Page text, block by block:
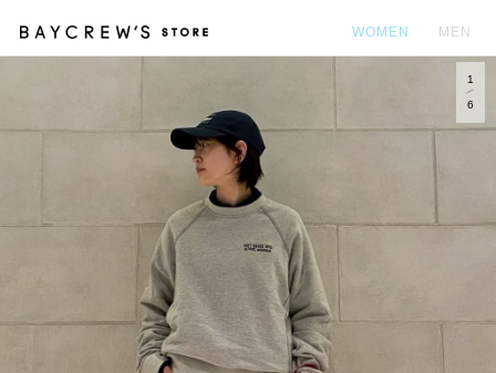
WOMEN MEN
1
6